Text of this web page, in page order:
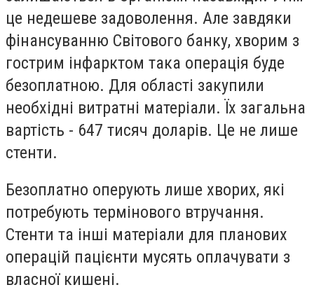
це недешеве задоволення. Але завдяки
фінансуванню Світового банку, хворим з
гострим інфарктом така операція буде
безоплатною. Для області закупили
необхідні витратні матеріали. Їх загальна
вартість - 647 тисяч доларів. Це не лише
стенти.
Безоплатно оперують лише хворих, які
потребують термінового втручання.
Стенти та інші матеріали для планових
операцій пацієнти мусять оплачувати з
власної кишені.